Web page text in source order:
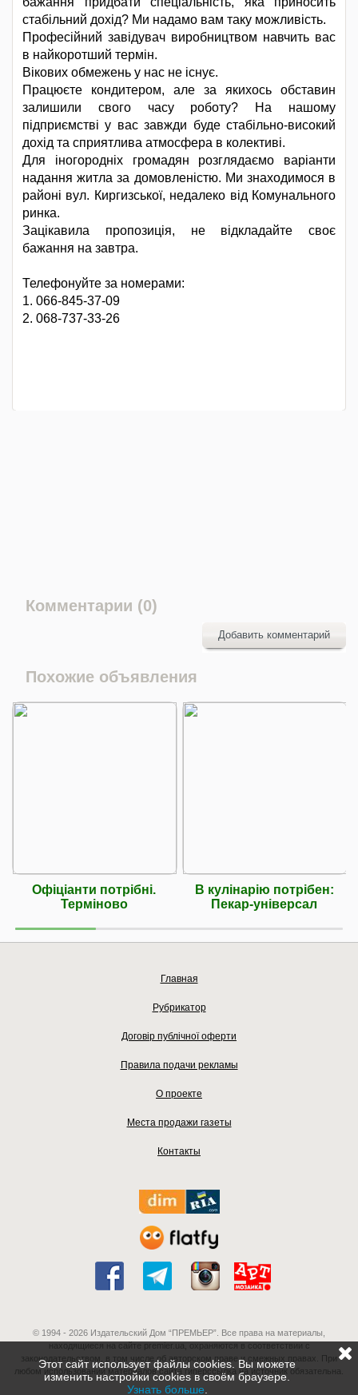
стабільний дохід? Ми надамо вам таку можливість.
Професійний завідувач виробництвом навчить вас
в найкоротший термін.
Вікових обмежень у нас не існує.
Працюєте кондитером, але за якихось обставин
залишили свого часу роботу? На нашому
підприємстві у вас завжди буде стабільно-високий
дохід та сприятлива атмосфера в колективі.
Для іногородніх громадян розглядаємо варіанти
надання житла за домовленістю. Ми знаходимося в
районі вул. Киргизської, недалеко від Комунального
ринка.
Зацікавила пропозиція, не відкладайте своє
бажання на завтра.
Телефонуйте за номерами:
1. 066-845-37-09
2. 068-737-33-26
Комментарии (0)
Добавить комментарий
Похожие объявления
Офіціанти потрібні.
Терміново
В кулінарію потрібен:
Пекар-унiверсал
Главная
Рубрикатор
Договір публічної оферти
Правила подачи рекламы
О проекте
Места продажи газеты
Контакты
© 1994 - 2026 Издательский Дом “ПРЕМЬЕР”. Все права на материалы,
находящиеся на сайте premier.ua, охраняются в соответствии с
законодательством, в том числе об авторском праве и смежных правах. При
любом использовании материалов сайта гиперссылка на источник обязательна.
Этот сайт использует файлы cookies. Вы можете
изменить настройки cookies в своём браузере.
Узнать больше